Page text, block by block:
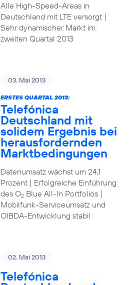
Alle High-Speed-Areas in
Deutschland mit LTE versorgt |
Sehr dynamischer Markt im
zweiten Quartal 2013
03. Mai 2013
ERSTES QUARTAL 2013:
Telefónica
Deutschland mit
solidem Ergebnis bei
herausfordernden
Marktbedingungen
Datenumsatz wächst um 24,1
Prozent | Erfolgreiche Einführung
des O2Blue All-In Portfolios |
Mobilfunk-Serviceumsatz und
OIBDA-Entwicklung stabil
02. Mai 2013
Telefónica